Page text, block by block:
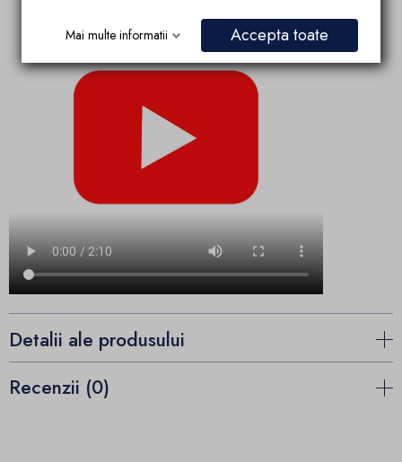
Detalii ale produsului
Recenzii (0)
Mai multe informatii Accepta toate